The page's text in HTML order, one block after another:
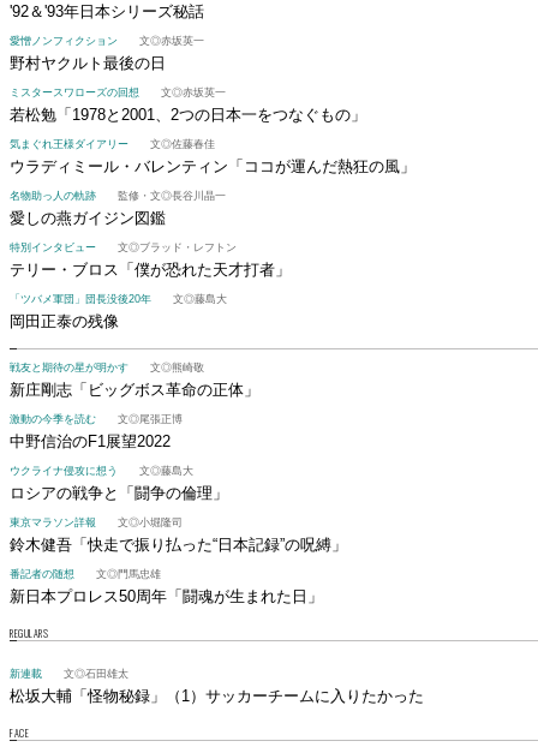
'92＆'93年日本シリーズ秘話
愛憎ノンフィクション 文◎赤坂英一
野村ヤクルト最後の日
ミスタースワローズの回想 文◎赤坂英一
若松勉 「1978と2001、2つの日本一をつなぐもの」
気まぐれ王様ダイアリー 文◎佐藤春佳
ウラディミール・バレンティン 「ココが運んだ熱狂の風」
名物助っ人の軌跡 監修・文◎長谷川晶一
愛しの燕ガイジン図鑑
特別インタビュー 文◎ブラッド・レフトン
テリー・ブロス 「僕が恐れた天才打者」
「ツバメ軍団」団長没後20年 文◎藤島大
岡田正泰の残像
戦友と期待の星が明かす 文◎熊崎敬
新庄剛志 「ビッグボス革命の正体」
激動の今季を読む 文◎尾張正博
中野信治のF1展望2022
ウクライナ侵攻に想う 文◎藤島大
ロシアの戦争と「闘争の倫理」
東京マラソン詳報 文◎小堀隆司
鈴木健吾 「快走で振り払った“日本記録”の呪縛」
番記者の随想 文◎門馬忠雄
新日本プロレス50周年 「闘魂が生まれた日」
REGULARS
新連載 文◎石田雄太
松坂大輔「怪物秘録」 （1）サッカーチームに入りたかった
FACE